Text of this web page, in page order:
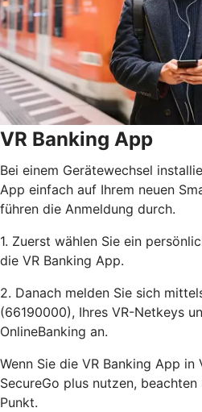
VR Banking App
Bei einem Gerätewechsel
App einfach auf Ihrem neuen
führen die Anmeldung durch.
1. Zuerst wählen Sie ein
die VR Banking App.
2. Danach melden Sie sich
(66190000), Ihres VR-Netkeys
OnlineBanking an.
Wenn Sie die VR Banking App
SecureGo plus nutzen,
Punkt.